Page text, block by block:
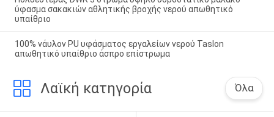
ύφασμα σακακιών αθλητικής βροχής νερού απωθητικό
υπαίθριο
100% νάυλον PU υφάσματος εργαλείων νερού Taslon
απωθητικό υπαίθριο άσπρο επίστρωμα
Λαϊκή κατηγορία Όλα